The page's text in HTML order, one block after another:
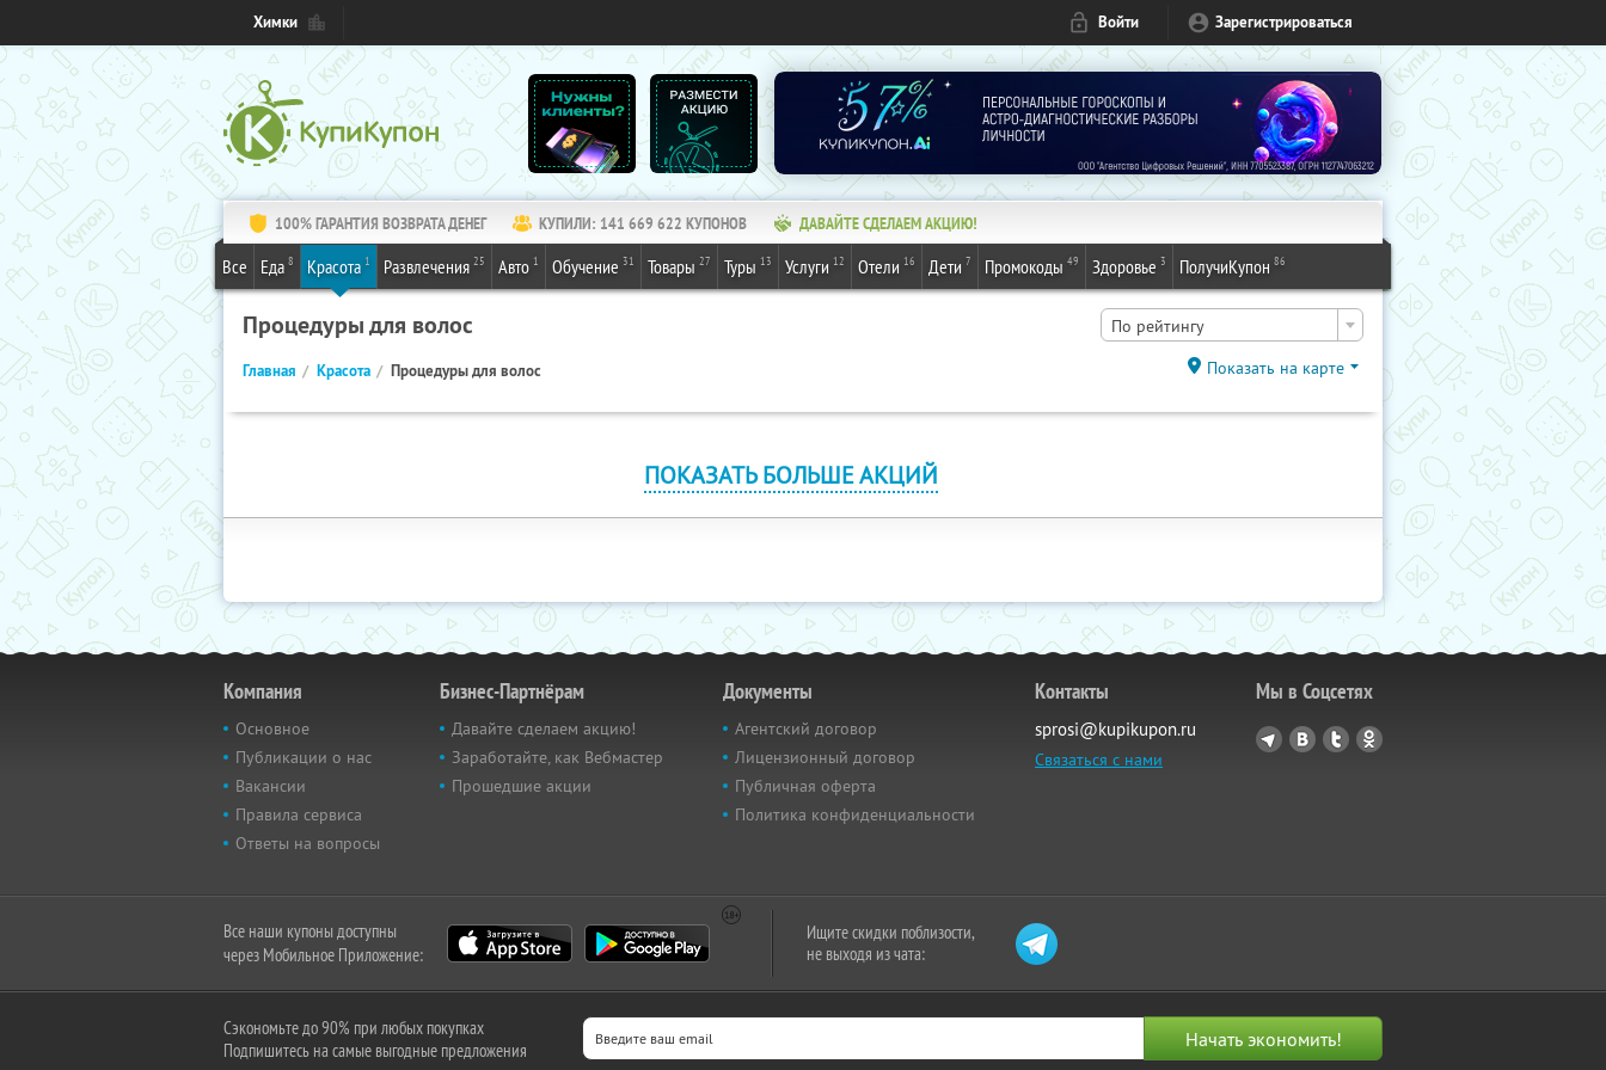
Химки Войти Зарегистрироваться
100% ГАРАНТИЯ ВОЗВРАТА ДЕНЕГ КУПИЛИ: 141 669 622 КУПОНОВ ДАВАЙТЕ СДЕЛАЕМ АКЦИЮ!
Все Еда 8 Красота 1 Развлечения 25 Авто 1 Обучение 31 Товары 27 Туры 13 Услуги 12 Отели 16 Дети 7 Промокоды 49 Здоровье 3 ПолучиКупон 86
Процедуры для волос По рейтингу
Главная Красота Процедуры для волос Показать на карте
ПОКАЗАТЬ БОЛЬШЕ АКЦИЙ
Компания
Основное
Публикации о нас
Вакансии
Правила сервиса
Ответы на вопросы
Бизнес-Партнёрам
Давайте сделаем акцию!
Заработайте, как Вебмастер
Прошедшие акции
Документы
Агентский договор
Лицензионный договор
Публичная оферта
Политика конфиденциальности
Контакты
sprosi@kupikupon.ru
Связаться с нами
Мы в Соцсетях
Все наши купоны доступны
через Мобильное Приложение:
Ищите скидки поблизости,
не выходя из чата:
Сэкономьте до 90% при любых покупках
Подпишитесь на самые выгодные предложения